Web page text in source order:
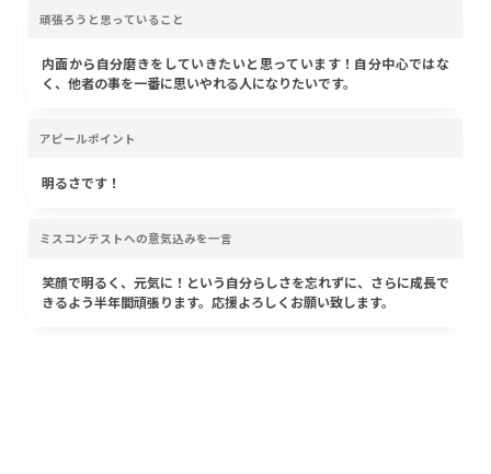
頑張ろうと思っていること
内面から自分磨きをしていきたいと思っています！自分中心ではな
く、他者の事を一番に思いやれる人になりたいです。
アピールポイント
明るさです！
ミスコンテストへの意気込みを一言
笑顔で明るく、元気に！という自分らしさを忘れずに、さらに成長で
きるよう半年間頑張ります。応援よろしくお願い致します。